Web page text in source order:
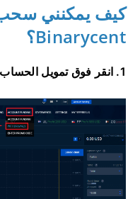
كيف يمكنني
Binarycent؟
1. انقر فوق تمويل الحساب - عمليات السحب